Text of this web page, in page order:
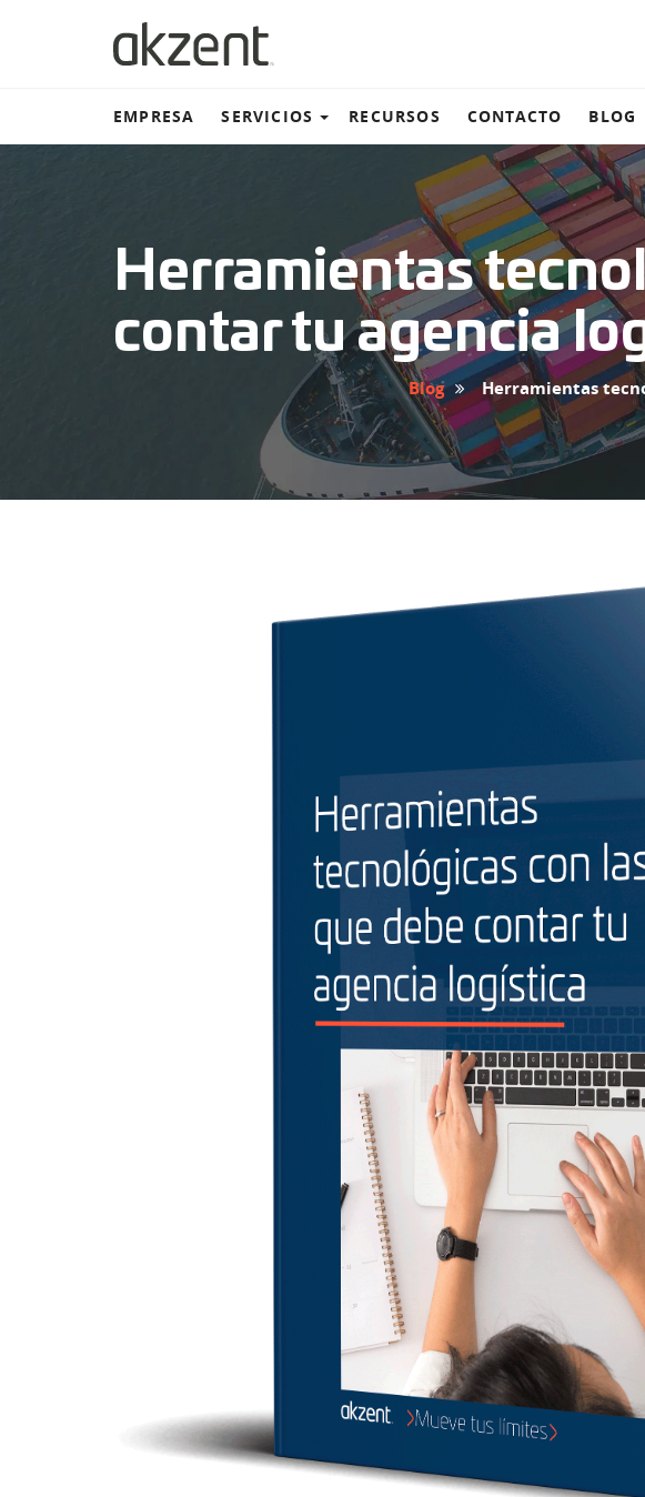
EMPRESA SERVICIOS
Almacén y distribución
Transportación terrestre
Transportación marítima
Transportación aérea
RECURSOS CONTACTO BLOG
Herramientas
contar tu agencia
Blog Herramientas